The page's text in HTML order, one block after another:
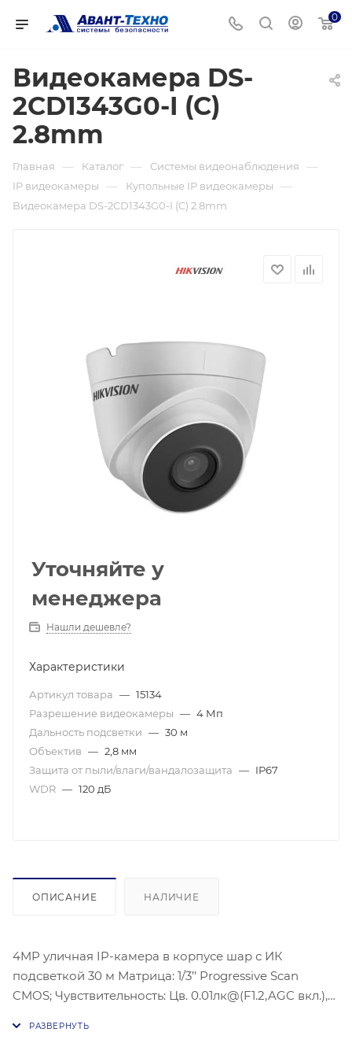
0
Видеокамера DS-
2CD1343G0-I (C)
2.8mm
Главная — Каталог — Системы видеонаблюдения —
IP видеокамеры — Купольные IP видеокамеры —
Видеокамера DS-2CD1343G0-I (C) 2.8mm
Уточняйте у
менеджера
Нашли дешевле?
Характеристики
Артикул товара — 15134
Разрешение видеокамеры — 4 Мп
Дальность подсветки — 30 м
Объектив — 2,8 мм
Защита от пыли/влаги/вандалозащита — IP67
WDR — 120 дБ
ОПИСАНИЕ НАЛИЧИЕ
4MP уличная IP-камера в корпусе шар с ИК
подсветкой 30 м Матрица: 1/3’’ Progressive Scan
CMOS; Чувствительность: Цв. 0.01лк@(F1.2,AGC вкл.),